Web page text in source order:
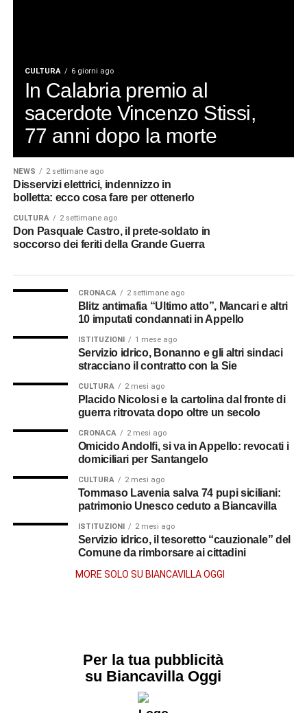
CULTURA 6 giorni ago
In Calabria premio al
sacerdote Vincenzo Stissi,
77 anni dopo la morte
NEWS 2 settimane ago
Disservizi elettrici, indennizzo in
bolletta: ecco cosa fare per ottenerlo
CULTURA 2 settimane ago
Don Pasquale Castro, il prete-soldato in
soccorso dei feriti della Grande Guerra
CRONACA 2 settimane ago
Blitz antimafia “Ultimo atto”, Mancari e altri
10 imputati condannati in Appello
ISTITUZIONI 1 mese ago
Servizio idrico, Bonanno e gli altri sindaci
stracciano il contratto con la Sie
CULTURA 2 mesi ago
Placido Nicolosi e la cartolina dal fronte di
guerra ritrovata dopo oltre un secolo
CRONACA 2 mesi ago
Omicido Andolfi, si va in Appello: revocati i
domiciliari per Santangelo
CULTURA 2 mesi ago
Tommaso Lavenia salva 74 pupi siciliani:
patrimonio Unesco ceduto a Biancavilla
ISTITUZIONI 2 mesi ago
Servizio idrico, il tesoretto “cauzionale” del
Comune da rimborsare ai cittadini
MORE SOLO SU BIANCAVILLA OGGI
Per la tua pubblicità
su Biancavilla Oggi